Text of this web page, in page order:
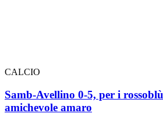
CALCIO
Samb-Avellino 0-5, per i
amichevole amaro